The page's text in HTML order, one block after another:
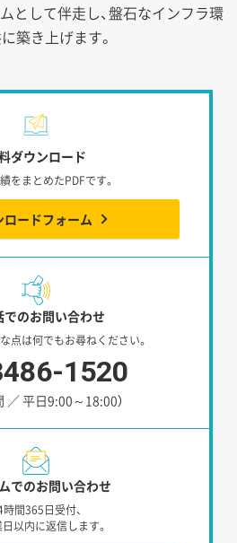
として伴走し、盤石なインフラ環
築き上げます。
ダウンロード
をまとめたPDFです。
ロードフォーム
でのお問い合わせ
点は何でもお尋ねください。
1520
／ 平日9:00～18:00）
でのお問い合わせ
間365日受付、
以内に返信します。